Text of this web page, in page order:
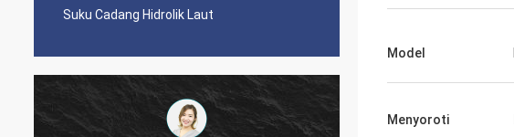
Suku Cadang Hidrolik Laut
Model
Menyoroti